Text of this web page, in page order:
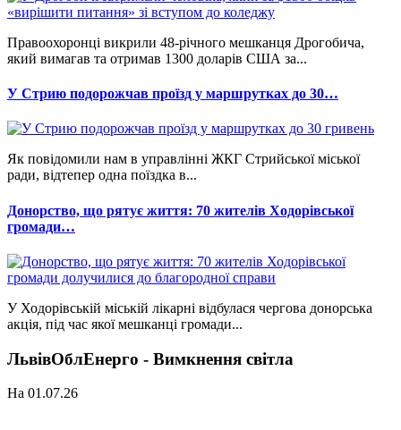
Правоохоронці викрили 48-річного мешканця Дрогобича,
який вимагав та отримав 1300 доларів США за...
У Стрию подорожчав проїзд у маршрутках до 30…
Як повідомили нам в управлінні ЖКГ Стрийської міської
ради, відтепер одна поїздка в...
Донорство, що рятує життя: 70 жителів Ходорівської
громади…
У Ходорівській міській лікарні відбулася чергова донорська
акція, під час якої мешканці громади...
ЛьвівОблЕнерго - Вимкнення світла
На 01.07.26